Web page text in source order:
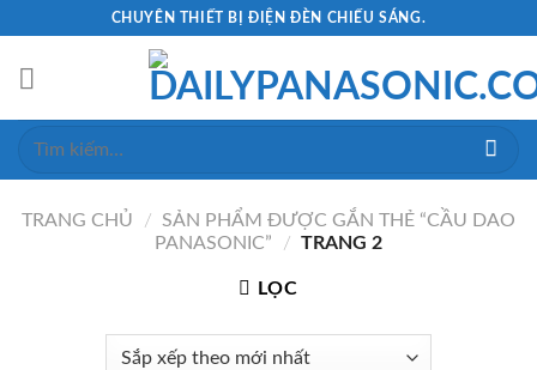
content
CHUYÊN THIẾT BỊ ĐIỆN ĐÈN CHIẾU SÁNG.
Tìm
TRANG CHỦ / SẢN PHẨM ĐƯỢC GẮN THẺ “CẦU DAO
PANASONIC”
/ TRANG 2
LỌC